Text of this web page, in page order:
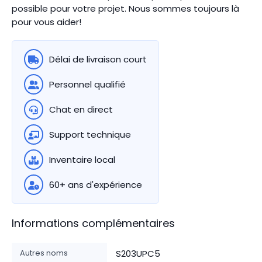
possible pour votre projet. Nous sommes toujours là
pour vous aider!
Délai de livraison court
Personnel qualifié
Chat en direct
Support technique
Inventaire local
60+ ans d'expérience
Informations complémentaires
Autres noms S203UPC5